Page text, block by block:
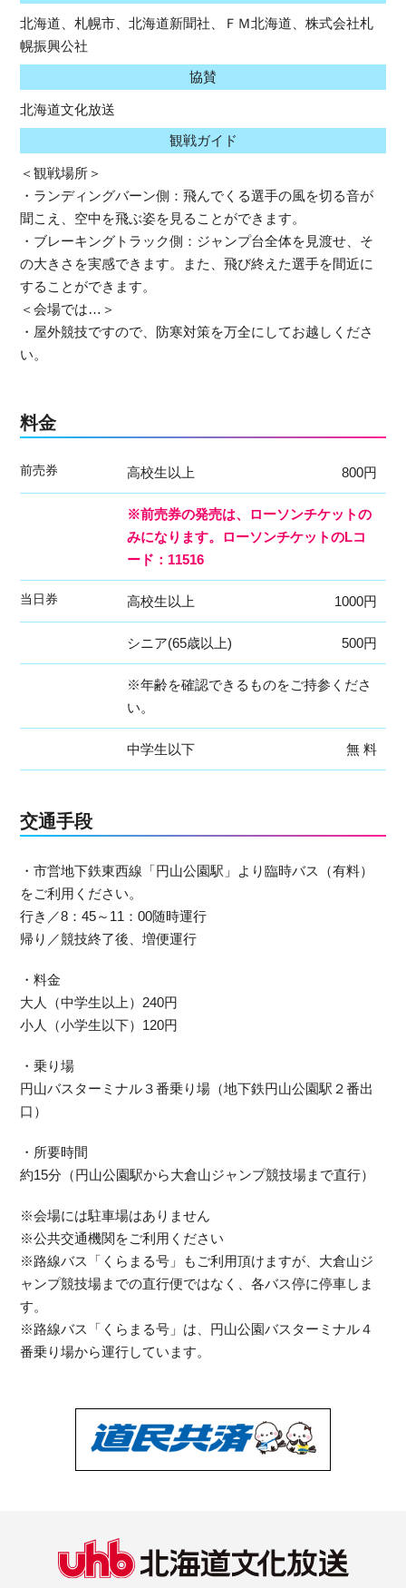
北海道、札幌市、北海道新聞社、ＦＭ北海道、株式会社札
幌振興公社
協賛
北海道文化放送
観戦ガイド
＜観戦場所＞
・ランディングバーン側：飛んでくる選手の風を切る音が
聞こえ、空中を飛ぶ姿を見ることができます。
・ブレーキングトラック側：ジャンプ台全体を見渡せ、そ
の大きさを実感できます。また、飛び終えた選手を間近に
することができます。
＜会場では…＞
・屋外競技ですので、防寒対策を万全にしてお越しくださ
い。
料金
前売券 高校生以上 800円
※前売券の発売は、ローソンチケットの
みになります。ローソンチケットのLコ
ード：11516
当日券 高校生以上 1000円
シニア(65歳以上) 500円
※年齢を確認できるものをご持参くださ
い。
中学生以下 無 料
交通手段
・市営地下鉄東西線「円山公園駅」より臨時バス（有料）
をご利用ください。
行き／8：45～11：00随時運行
帰り／競技終了後、増便運行
・料金
大人（中学生以上）240円
小人（小学生以下）120円
・乗り場
円山バスターミナル３番乗り場（地下鉄円山公園駅２番出
口）
・所要時間
約15分（円山公園駅から大倉山ジャンプ競技場まで直行）
※会場には駐車場はありません
※公共交通機関をご利用ください
※路線バス「くらまる号」もご利用頂けますが、大倉山ジ
ャンプ競技場までの直行便ではなく、各バス停に停車しま
す。
※路線バス「くらまる号」は、円山公園バスターミナル４
番乗り場から運行しています。